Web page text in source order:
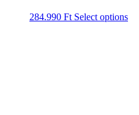
284.990 Ft Select options